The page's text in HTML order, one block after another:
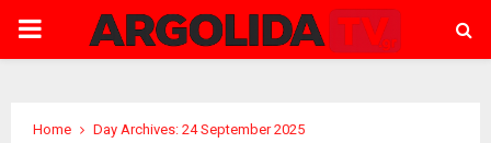
PRIMARY
Home Day Archives: 24 September 2025